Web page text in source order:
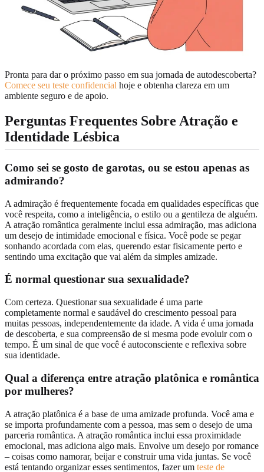
Pronta para dar o próximo passo em sua jornada de autodescoberta?
Comece seu teste confidencial hoje e obtenha clareza em um
ambiente seguro e de apoio.
Perguntas Frequentes Sobre Atração e
Identidade Lésbica
Como sei se gosto de garotas, ou se estou apenas as
admirando?
A admiração é frequentemente focada em qualidades específicas que
você respeita, como a inteligência, o estilo ou a gentileza de alguém.
A atração romântica geralmente inclui essa admiração, mas adiciona
um desejo de intimidade emocional e física. Você pode se pegar
sonhando acordada com elas, querendo estar fisicamente perto e
sentindo uma excitação que vai além da simples amizade.
É normal questionar sua sexualidade?
Com certeza. Questionar sua sexualidade é uma parte
completamente normal e saudável do crescimento pessoal para
muitas pessoas, independentemente da idade. A vida é uma jornada
de descoberta, e sua compreensão de si mesma pode evoluir com o
tempo. É um sinal de que você é autoconsciente e reflexiva sobre
sua identidade.
Qual a diferença entre atração platônica e romântica
por mulheres?
A atração platônica é a base de uma amizade profunda. Você ama e
se importa profundamente com a pessoa, mas sem o desejo de uma
parceria romântica. A atração romântica inclui essa proximidade
emocional, mas adiciona algo mais. Envolve um desejo por romance
– coisas como namorar, beijar e construir uma vida juntas. Se você
está tentando organizar esses sentimentos, fazer um teste de